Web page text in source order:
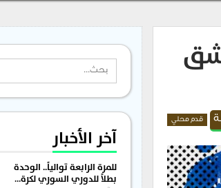
قدم محلي
آخر الأخبار
للمرة الرابعة توالياً.. الوحدة
بطلاً للدوري السوري لكرة…